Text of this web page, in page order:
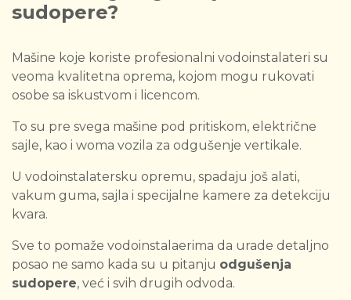
sudopere?
Mašine koje koriste profesionalni vodoinstalateri su
veoma kvalitetna oprema, kojom mogu rukovati
osobe sa iskustvom i licencom.
To su pre svega mašine pod pritiskom, električne
sajle, kao i woma vozila za odgušenje vertikale.
U vodoinstalatersku opremu, spadaju još alati,
vakum guma, sajla i specijalne kamere za detekciju
kvara.
Sve to pomaže vodoinstalaerima da urade detaljno
posao ne samo kada su u pitanju odgušenja
sudopere, već i svih drugih odvoda.